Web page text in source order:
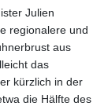
Julien
regionalere und
aus
das
kürzlich in der
die Hälfte des